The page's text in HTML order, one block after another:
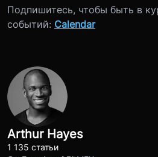
Подпишитесь, чтобы быть в
событий: Calendar
Arthur Hayes
1 135 статьи